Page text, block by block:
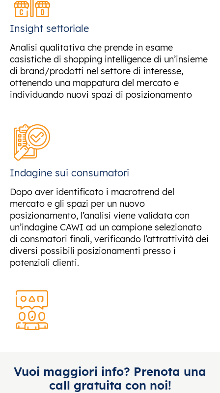
Insight settoriale
Analisi qualitativa che prende in esame
casistiche di shopping intelligence di un’insieme
di brand/prodotti nel settore di interesse,
ottenendo una mappatura del mercato e
individuando nuovi spazi di posizionamento
Indagine sui consumatori
Dopo aver identificato i macrotrend del
mercato e gli spazi per un nuovo
posizionamento, l’analisi viene validata con
un’indagine CAWI ad un campione selezionato
di consmatori finali, verificando l’attrattività dei
diversi possibili posizionamenti presso i
potenziali clienti.
Vuoi maggiori info? Prenota una
call gratuita con noi!